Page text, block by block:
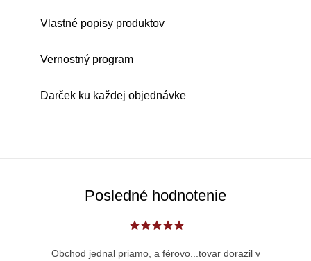
Vlastné popisy produktov
Vernostný program
Darček ku každej objednávke
Posledné hodnotenie
Obchod jednal priamo, a férovo...tovar dorazil v